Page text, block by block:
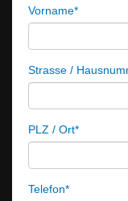
Vorname*
Strasse /
PLZ / Ort*
Telefon*